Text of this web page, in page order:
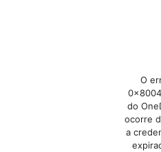
O
do
ocorre
a